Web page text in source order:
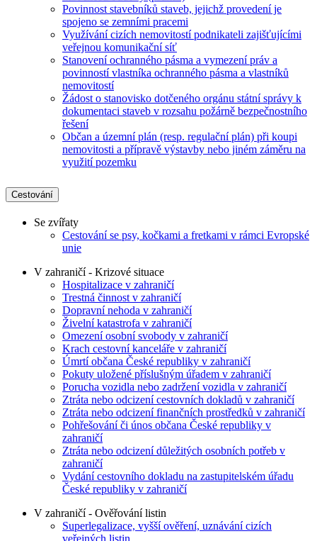
Povinnost stavebníků staveb, jejichž provedení je
spojeno se zemními pracemi
Využívání cizích nemovitostí podnikateli zajišťujícími
veřejnou komunikační síť
Stanovení ochranného pásma a vymezení práv a
povinností vlastníka ochranného pásma a vlastníků
nemovitostí
Žádost o stanovisko dotčeného orgánu státní správy k
dokumentaci staveb v rozsahu požárně bezpečnostního
řešení
Občan a územní plán (resp. regulační plán) při koupi
nemovitosti a přípravě výstavby nebo jiném záměru na
využití pozemku
Cestování
Se zvířaty
Cestování se psy, kočkami a fretkami v rámci Evropské
unie
V zahraničí - Krizové situace
Hospitalizace v zahraničí
Trestná činnost v zahraničí
Dopravní nehoda v zahraničí
Živelní katastrofa v zahraničí
Omezení osobní svobody v zahraničí
Krach cestovní kanceláře v zahraničí
Úmrtí občana České republiky v zahraničí
Pokuty uložené příslušným úřadem v zahraničí
Porucha vozidla nebo zadržení vozidla v zahraničí
Ztráta nebo odcizení cestovních dokladů v zahraničí
Ztráta nebo odcizení finančních prostředků v zahraničí
Pohřešování či únos občana České republiky v
zahraničí
Ztráta nebo odcizení důležitých osobních potřeb v
zahraničí
Vydání cestovního dokladu na zastupitelském úřadu
České republiky v zahraničí
V zahraničí - Ověřování listin
Superlegalizace, vyšší ověření, uznávání cizích
veřejných listin